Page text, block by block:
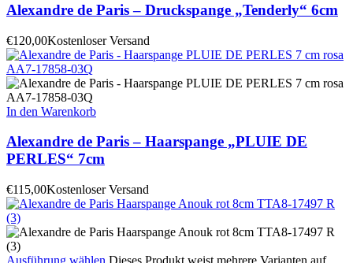
Alexandre de Paris – Druckspange „Tenderly“ 6cm
€120,00Kostenloser Versand
In den Warenkorb
Alexandre de Paris – Haarspange „PLUIE DE
PERLES“ 7cm
€115,00Kostenloser Versand
Ausführung wählen Dieses Produkt weist mehrere Varianten auf.